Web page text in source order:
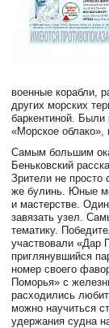
военные корабли,
других морских
баркентиной. Были
«Морское облако»,
Самым большим
Беньковский
Зрители не просто
же булинь. Юные
и мастерстве.
завязать узел.
тематику.
участвовали «Дар
приглянувшийся
номер своего
Поморья» с
расходились
можно научиться
удержания судна